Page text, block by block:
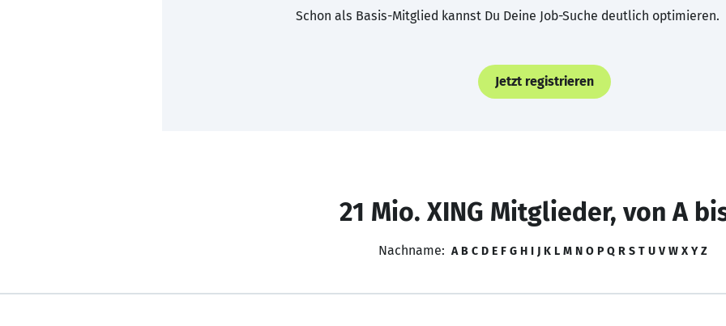
Schon als Basis-Mitglied kannst Du Deine Job-Suche deutlich optimieren.
Jetzt registrieren
21 Mio. XING Mitglieder, von A
Nachname: A B C D E F G H I J K L M N O P Q R S T U V W X Y Z